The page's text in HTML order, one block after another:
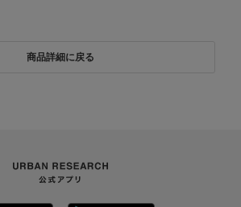
商品詳細に戻る